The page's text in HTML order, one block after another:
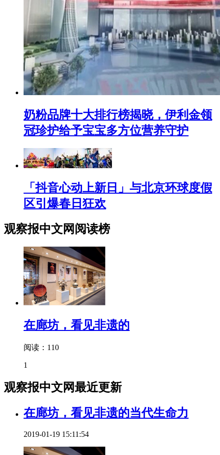
奶粉品牌十大排行榜揭晓，伊利金领
冠珍护给予宝宝多方位营养守护
「抖音心动上新日」与北京环球度假
区引爆春日狂欢
观察报中文网阅读榜
在廊坊，看见非遗的
阅读：110
1
观察报中文网最近更新
在廊坊，看见非遗的当代生命力
2019-01-19 15:11:54